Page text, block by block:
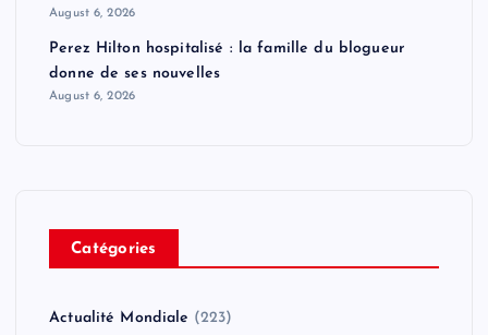
August 6, 2026
Perez Hilton hospitalisé : la famille du blogueur
donne de ses nouvelles
August 6, 2026
Catégories
Actualité Mondiale (223)